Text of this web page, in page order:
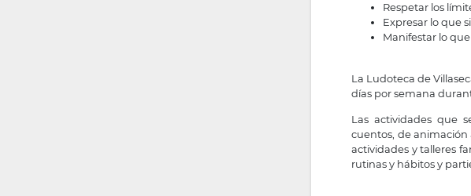
Respetar los
Expresar lo que
Manifestar lo
La Ludoteca de
días por semana
Las actividades que
cuentos, de animación
actividades y talleres
rutinas y hábitos y